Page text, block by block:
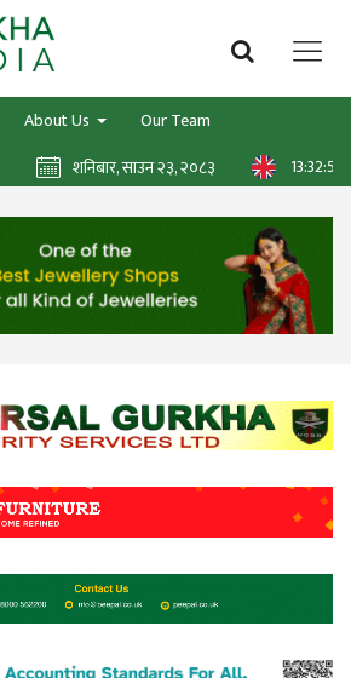
About Us
Our Team
शनिबार, साउन २३, २०८३ 13:32:56